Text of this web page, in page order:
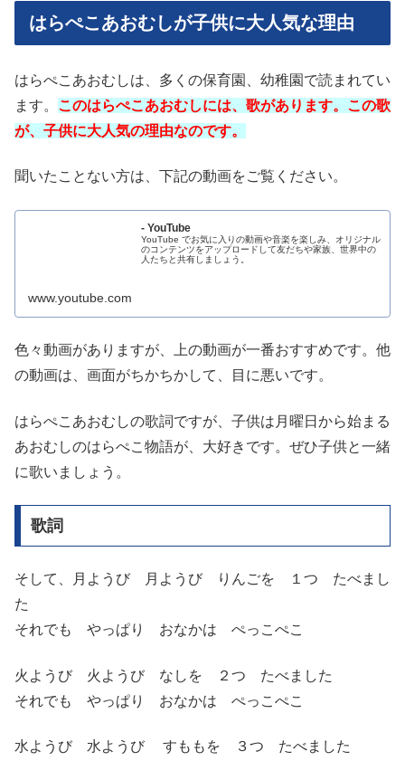
はらぺこあおむしが子供に大人気な理由
はらぺこあおむしは、多くの保育園、幼稚園で読まれてい
ます。 このはらぺこあおむしには、歌があります。この歌
が、子供に大人気の理由なのです。
聞いたことない方は、下記の動画をご覧ください。
- YouTube
YouTube でお気に入りの動画や音楽を楽しみ、オリジナル
のコンテンツをアップロードして友だちや家族、世界中の
人たちと共有しましょう。
www.youtube.com
色々動画がありますが、上の動画が一番おすすめです。他
の動画は、画面がちかちかして、目に悪いです。
はらぺこあおむしの歌詞ですが、子供は月曜日から始まる
あおむしのはらぺこ物語が、大好きです。ぜひ子供と一緒
に歌いましょう。
歌詞
そして、月ようび 月ようび りんごを １つ たべまし
た
それでも やっぱり おなかは ぺっこぺこ
火ようび 火ようび なしを ２つ たべました
それでも やっぱり おなかは ぺっこぺこ
水ようび 水ようび すももを ３つ たべました